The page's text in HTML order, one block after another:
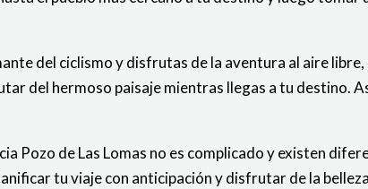
del ciclismo y disfrutas de la aventura al aire
del hermoso paisaje mientras llegas a tu destino.
Pozo de Las Lomas no es complicado y existen
tu viaje con anticipación y disfrutar de la